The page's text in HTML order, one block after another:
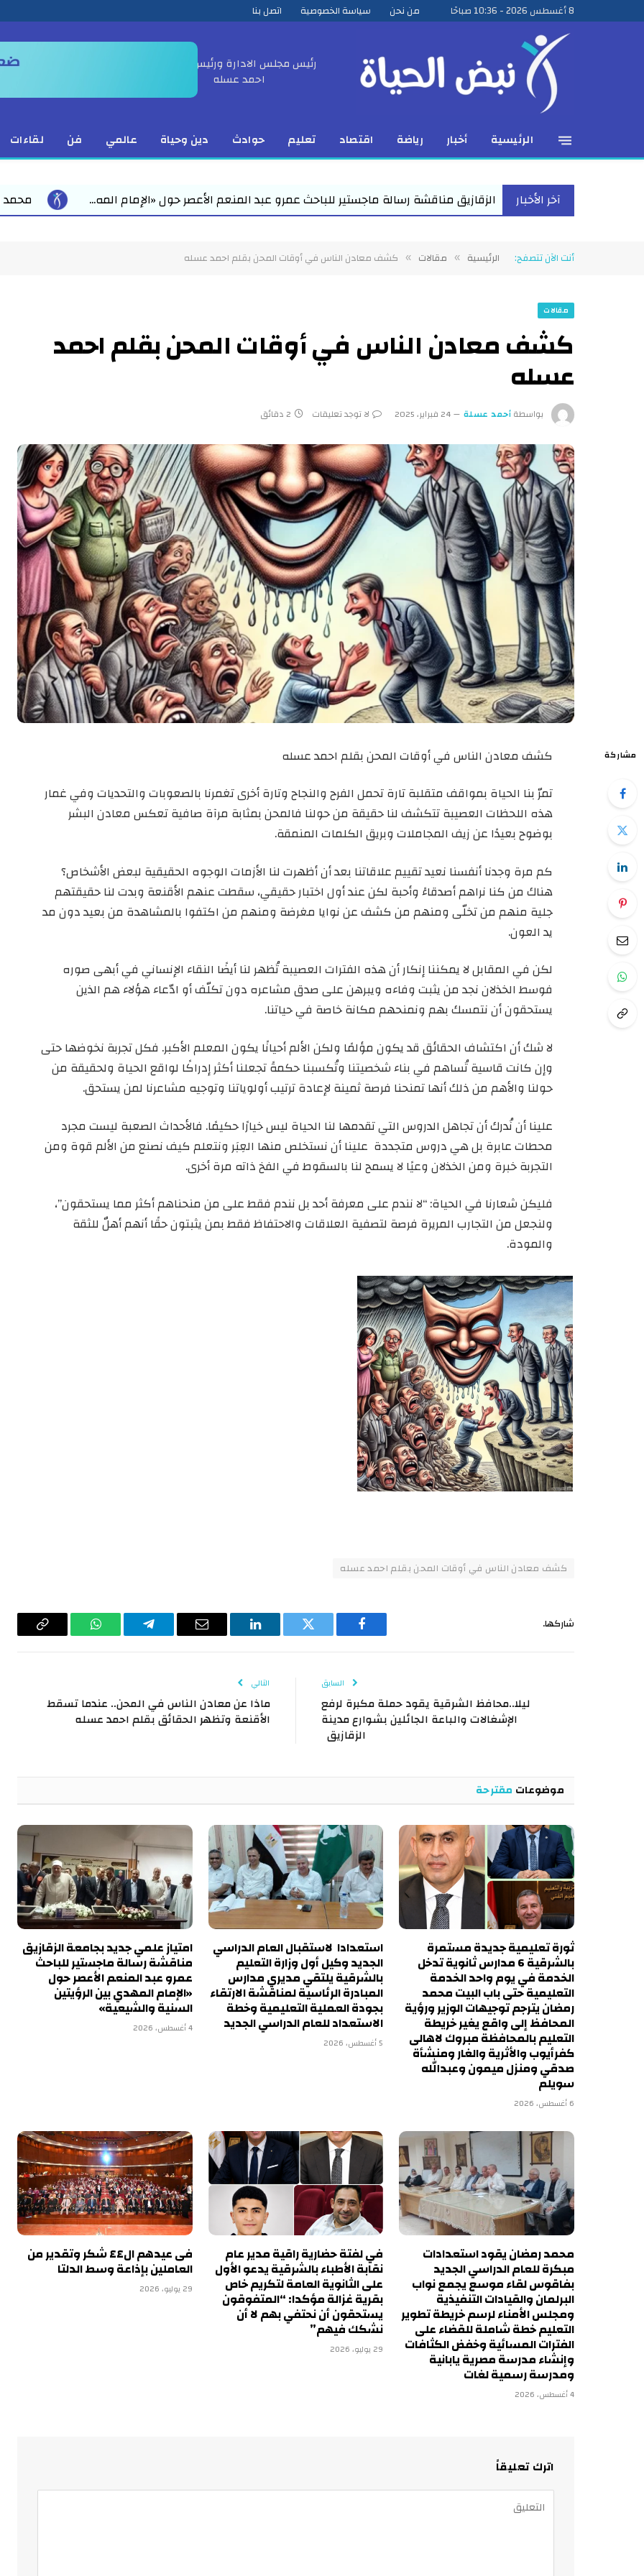
8 أغسطس 2026 - 10:36 صباحًا من نحن سياسة الخصوصية اتصل بنا
رئيس مجلس الادارة ورئيس التحرير
احمد عسله
الرئيسية أخبار رياضة اقتصاد تعليم حوادث دين وحياة عالمي فن لقاءات
آخر الأخبار
مناقشة رسالة ماجستير للباحث عمرو عبد المنعم الأعصر حول «الإمام المه... محمد رمضان يقود استعدادات مبكرة
أنت الآن تتصفح: الرئيسية » مقالات » كشف معادن الناس في أوقات المحن بقلم احمد عسله
مقالات
كشف معادن الناس في أوقات المحن بقلم احمد
عسله
بواسطةأحمد عسلة 24 فبراير، 2025 لا توجد تعليقات 2 دقائق
مشاركة
كشف معادن الناس في أوقات المحن بقلم احمد عسله
تمرّ بنا الحياة بمواقف متقلبة تارة تحمل الفرح والنجاح وتارة أخرى تغمرنا بالصعوبات والتحديات وفي غمار
هذه اللحظات العصيبة تتكشف لنا حقيقة من حولنا فالمحن بمثابة مرآة صافية تعكس معادن البشر
بوضوح بعيدًا عن زيف المجاملات وبريق الكلمات المنمقة.
كم مرة وجدنا أنفسنا نعيد تقييم علاقاتنا بعد أن أظهرت لنا الأزمات الوجوه الحقيقية لبعض الأشخاص؟
هناك من كنا نراهم أصدقاءً وأحبة لكن عند أول اختبار حقيقي، سقطت عنهم الأقنعة وبدت لنا حقيقتهم
جلية منهم من تخلّى ومنهم من كشف عن نوايا مغرضة ومنهم من اكتفوا بالمشاهدة من بعيد دون مد
يد العون.
لكن في المقابل لا يمكننا إنكار أن هذه الفترات العصيبة تُظهر لنا أيضًا النقاء الإنساني في أبهى صوره
فوسط الخذلان نجد من يثبت وفاءه ويبرهن على صدق مشاعره دون تكلّف أو ادّعاء هؤلاء هم الذين
يستحقون أن نتمسك بهم ونمنحهم مكانة خاصة في حياتنا.
لا شك أن اكتشاف الحقائق قد يكون مؤلمًا ولكن الألم أحيانًا يكون المعلم الأكبر. فكل تجربة نخوضها حتى
وإن كانت قاسية تُساهم في بناء شخصيتنا وتُكسبنا حكمةً تجعلنا أكثر إدراكًا لواقع الحياة ولحقيقة من
حولنا والأهم من ذلك أنها تمنحنا فرصة ثمينة لإعادة ترتيب أولوياتنا وتوجيه مشاعرنا لمن يستحق.
علينا أن نُدرك أن تجاهل الدروس التي تقدمها لنا الحياة ليس خيارًا حكيمًا. فالأحداث الصعبة ليست مجرد
محطات عابرة بل هي دروس متجددة علينا أن نستخلص منها العِبَر ونتعلم كيف نصنع من الألم قوة ومن
التجربة خبرة ومن الخذلان وعيًا لا يسمح لنا بالسقوط في الفخ ذاته مرة أخرى.
فليكن شعارنا في الحياة: “لا نندم على معرفة أحد بل نندم فقط على من منحناهم أكثر مما يستحقون”،
ولنجعل من التجارب المريرة فرصة لتصفية العلاقات والاحتفاظ فقط بمن يثبتون حقًا أنهم أهلٌ للثقة
والمودة.
كشف معادن الناس في أوقات المحن بقلم احمد عسله
شاركها.
فيسبوك تويتر لينكدإن
البريد
تيلقرام واتساب
Copy
السابق
ليلا..محافظ الشرقية يقود حملة مكبرة لرفع
الإشغالات والباعة الجائلين بشوارع مدينة
الزقازيق
التالي
ماذا عن معادن الناس في المحن.. عندما تسقط
الأقنعة وتظهر الحقائق بقلم احمد عسله
موضوعات مقترحة
ثورة تعليمية جديدة مستمرة
بالشرقية 6 مدارس ثانوية تدخل
الخدمة في يوم واحد الخدمة
التعليمية حتى باب البيت محمد
رمضان يترجم توجيهات الوزير ورؤية
المحافظ إلى واقع يغير خريطة
التعليم بالمحافظة مبروك لاهالى
كفرأيوب والأثرية والغار ومنشأة
صدقي ومنزل ميمون وعبدالله
سويلم
6 أغسطس، 2026
استعدادا لاستقبال العام الدراسي
الجديد وكيل أول وزارة التعليم
بالشرقية يلتقي مديري مدارس
المبادرة الرئاسية لمناقشة الارتقاء
بجودة العملية التعليمية وخطة
الاستعداد للعام الدراسي الجديد
5 أغسطس، 2026
امتياز علمي جديد بجامعة الزقازيق
مناقشة رسالة ماجستير للباحث
عمرو عبد المنعم الأعصر حول
«الإمام المهدي بين الرؤيتين
السنية والشيعية»
4 أغسطس، 2026
محمد رمضان يقود استعدادات
مبكرة للعام الدراسي الجديد
بفاقوس لقاء موسع يجمع نواب
البرلمان والقيادات التنفيذية
ومجلس الأمناء لرسم خريطة تطوير
التعليم خطة شاملة للقضاء على
الفترات المسائية وخفض الكثافات
وإنشاء مدرسة مصرية يابانية
ومدرسة رسمية لغات
4 أغسطس، 2026
في لفتة حضارية راقية مدير عام
نقابة الأطباء بالشرقية يدعو الأول
على الثانوية العامة لتكريم خاص
بقرية غزالة مؤكدا: “المتفوقون
يستحقون أن نحتفي بهم لا أن
نشكك فيهم”
29 يوليو، 2026
فى عيدهم ال٤٤ شكر وتقدير من
العاملين بإذاعة وسط الدلتا
29 يوليو، 2026
اترك تعليقاً